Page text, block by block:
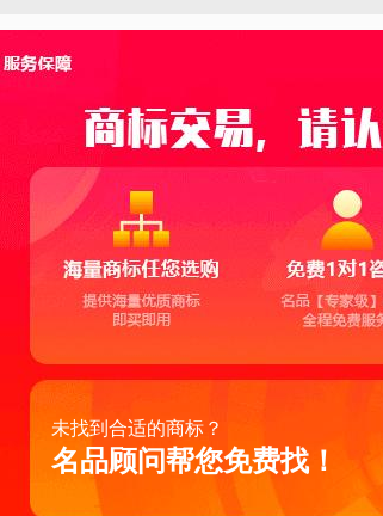
未找到合适的商标？
名品顾问帮您免费找！